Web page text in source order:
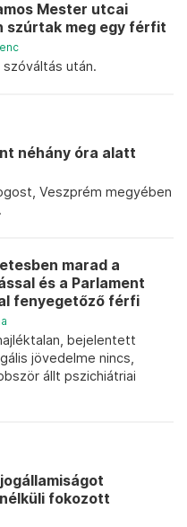
Mester utcai
szúrtak meg egy férfit
szóváltás után.
néhány óra alatt
Veszprém megyében
marad a
és a Parlament
fenyegetőző férfi
bejelentett
jövedelme nincs,
állt pszichiátriai
fokozott